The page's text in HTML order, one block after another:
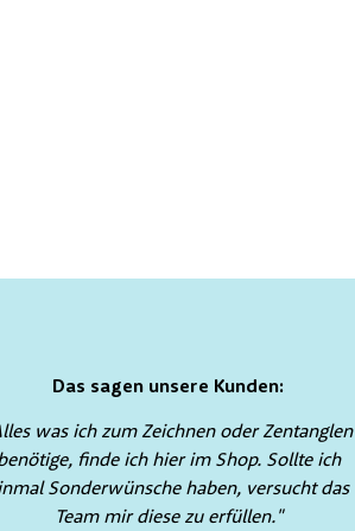
Das sagen unsere Kunden:
was ich zum Zeichnen oder Zentanglen
finde ich hier im Shop. Sollte ich
Sonderwünsche haben, versucht das
Team mir diese zu erfüllen."